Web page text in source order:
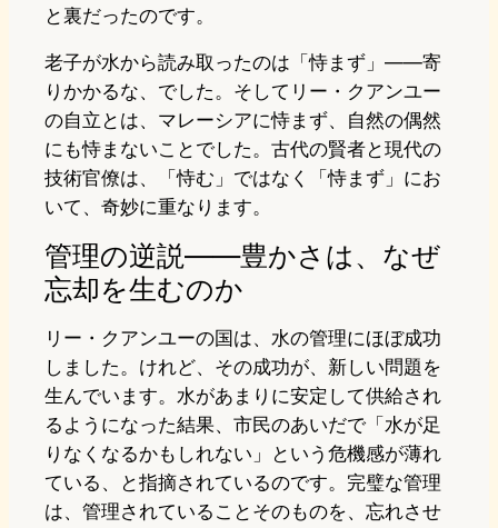
と裏だったのです。
老子が水から読み取ったのは「恃まず」——寄
りかかるな、でした。そしてリー・クアンユー
の自立とは、マレーシアに恃まず、自然の偶然
にも恃まないことでした。古代の賢者と現代の
技術官僚は、「恃む」ではなく「恃まず」にお
いて、奇妙に重なります。
管理の逆説——豊かさは、なぜ
忘却を生むのか
リー・クアンユーの国は、水の管理にほぼ成功
しました。けれど、その成功が、新しい問題を
生んでいます。水があまりに安定して供給され
るようになった結果、市民のあいだで「水が足
りなくなるかもしれない」という危機感が薄れ
ている、と指摘されているのです。完璧な管理
は、管理されていることそのものを、忘れさせ